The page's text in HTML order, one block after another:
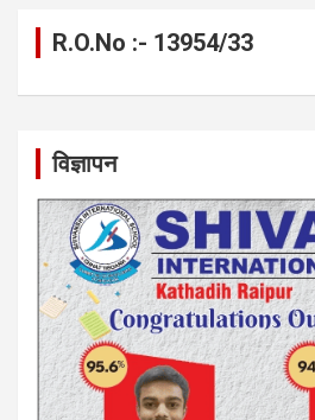
R.O.No :- 13954/33
विज्ञापन